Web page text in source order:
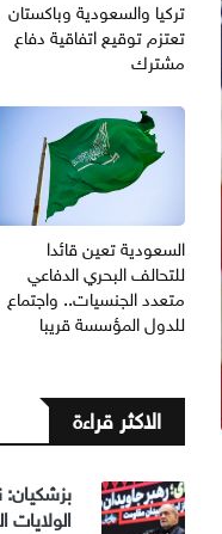
تركيا والسعودية وباكستان
تعتزم توقيع اتفاقية دفاع
مشترك
السعودية تعين قائدا
للتحالف البحري الدفاعي
متعدد الجنسيات.. واجتماع
للدول المؤسسة قريبا
الاكثر قراءة
بزشكيان:
الولايات